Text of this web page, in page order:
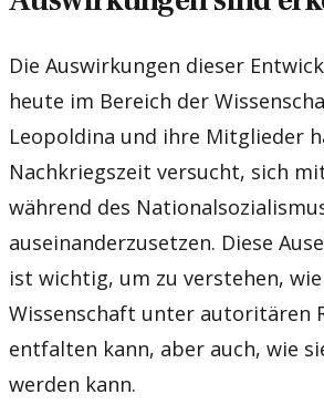
Die Auswirkungen dieser
heute im Bereich der
Leopoldina und ihre Mitglieder
Nachkriegszeit versucht, sich
während des
auseinanderzusetzen. Diese
ist wichtig, um zu verstehen,
Wissenschaft unter autoritären
entfalten kann, aber auch, wie
werden kann.